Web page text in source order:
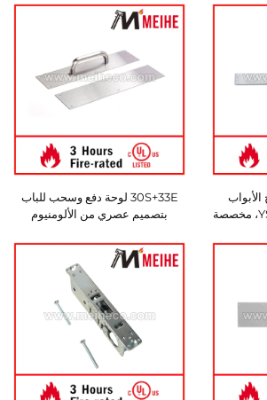
الفولاذية، الطراز YSB001، مخصصة
30S+33E لوحة دفع وسحب للباب
بتصميم عصري من الألومنيوم